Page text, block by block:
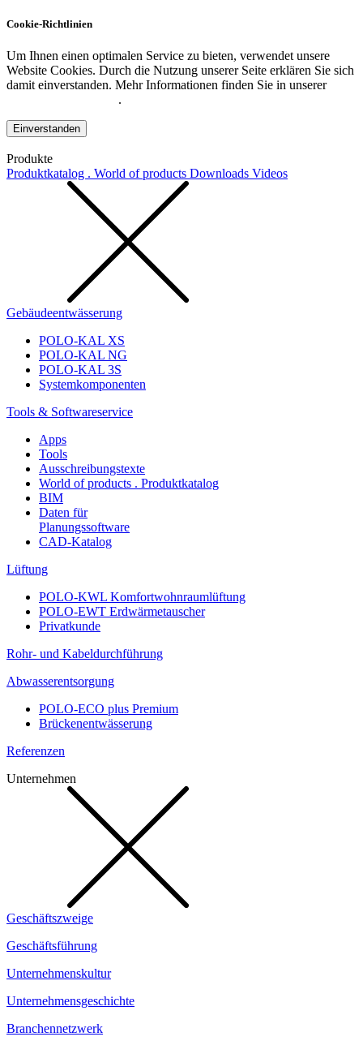
Cookie-Richtlinien
Um Ihnen einen optimalen Service zu bieten, verwendet unsere
Website Cookies. Durch die Nutzung unserer Seite erklären Sie sich
damit einverstanden. Mehr Informationen finden Sie in unserer
.
Einverstanden
Produkte
Produktkatalog . World of products Downloads Videos
Gebäudeentwässerung
POLO-KAL XS
POLO-KAL NG
POLO-KAL 3S
Systemkomponenten
Tools & Softwareservice
Apps
Tools
Ausschreibungstexte
World of products . Produktkatalog
BIM
Daten für
Planungssoftware
CAD-Katalog
Lüftung
POLO-KWL Komfortwohnraumlüftung
POLO-EWT Erdwärmetauscher
Privatkunde
Rohr- und Kabeldurchführung
Abwasserentsorgung
POLO-ECO plus Premium
Brückenentwässerung
Referenzen
Unternehmen
Geschäftszweige
Geschäftsführung
Unternehmenskultur
Unternehmensgeschichte
Branchennetzwerk